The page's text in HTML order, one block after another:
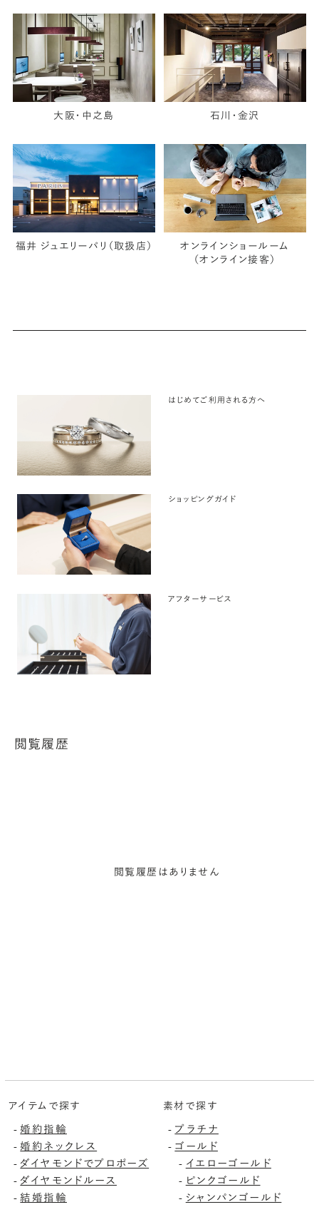
大阪・中之島 石川・金沢
福井 ジュエリーパリ（取扱店）
オンラインショールーム
（オンライン接客）
はじめてご利用される方へ
ショッピングガイド
アフターサービス
閲覧履歴
閲覧履歴はありません
アイテムで探す
-婚約指輪
-婚約ネックレス
-ダイヤモンドでプロポーズ
-ダイヤモンドルース
-結婚指輪
素材で探す
- プラチナ
- ゴールド
- イエローゴールド
- ピンクゴールド
- シャンパンゴールド